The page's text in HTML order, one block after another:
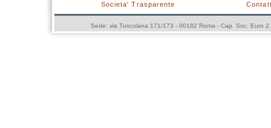
Societa' Trasparente
Sede: via Tuscolana 171/173 - 00182 Roma - Cap. Soc. Euro